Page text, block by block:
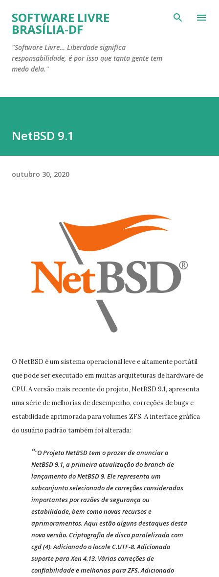
Pular para o conteúdo principal
SOFTWARE LIVRE
BRASÍLIA-DF
"Software Livre… Liberdade significa
responsabilidade, é por isso que tanta gente tem
medo dela."
NetBSD 9.1
outubro 30, 2020
O NetBSD é um sistema operacional leve e altamente portátil
que pode ser executado em muitas arquiteturas de hardware de
CPU. A versão mais recente do projeto, NetBSD 9.1, apresenta
uma série de melhorias de desempenho, correções de bugs e
estabilidade aprimorada para volumes ZFS. A interface gráfica
do usuário padrão também foi alterada:
"O Projeto NetBSD tem o prazer de anunciar o
NetBSD 9.1, a primeira atualização do branch de
lançamento do NetBSD 9. Ele representa um
subconjunto selecionado de correções consideradas
importantes por razões de segurança ou
estabilidade, bem como novas recursos e
aprimoramentos. Aqui estão alguns destaques desta
nova versão. Criptografia de disco paralelizada com
cgd (4). Adicionado o locale C.UTF-8. Adicionado
suporte para Xen 4.13. Várias correções de
confiabilidade e melhorias para ZFS. Adicionado